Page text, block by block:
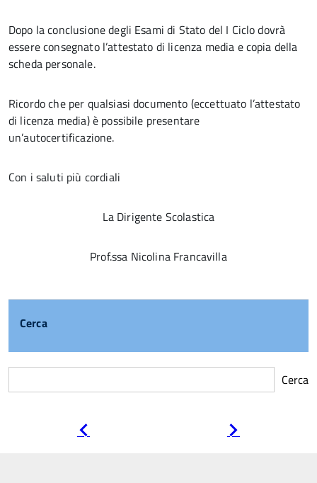
Dopo la conclusione degli Esami di Stato del I Ciclo dovrà
essere consegnato l’attestato di licenza media e copia della
scheda personale.
Ricordo che per qualsiasi documento (eccettuato l’attestato
di licenza media) è possibile presentare
un’autocertificazione.
Con i saluti più cordiali
La Dirigente Scolastica
Prof.ssa Nicolina Francavilla
Cerca
Cerca